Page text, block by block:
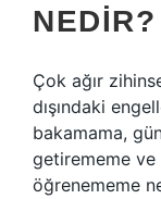
NEDIR?
Çok ağır
dışındaki
bakamama,
getirememe
öğrenememe